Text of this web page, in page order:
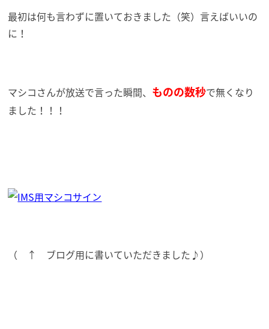
最初は何も言わずに置いておきました（笑）言えばいいの
に！
マシコさんが放送で言った瞬間、 ものの数秒で無くなり
ました！！！
（ ↑ ブログ用に書いていただきました♪）